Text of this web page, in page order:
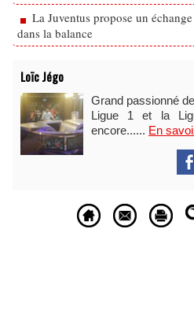
La Juventus propose un
dans la balance
Loïc Jégo
Grand passionné
Ligue 1 et la
encore...... En